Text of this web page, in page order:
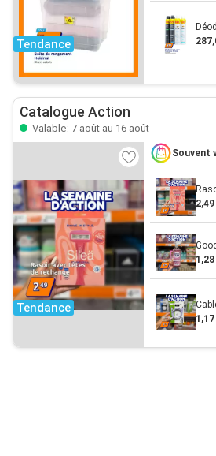
Tendance
Catalogue Action
Valable: 7 août au 16 août
Tendance
Souvent
2,49
Good
1,28
1,17